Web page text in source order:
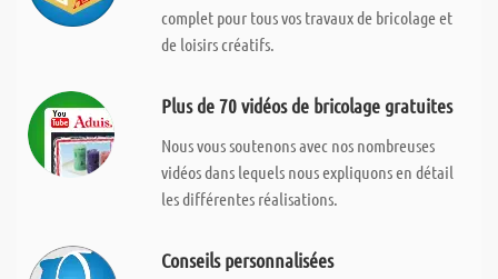
complet pour tous vos travaux de bricolage et
de loisirs créatifs.
Plus de 70 vidéos de bricolage gratuites
Nous vous soutenons avec nos nombreuses
vidéos dans lequels nous expliquons en détail
les différentes réalisations.
Conseils personnalisées